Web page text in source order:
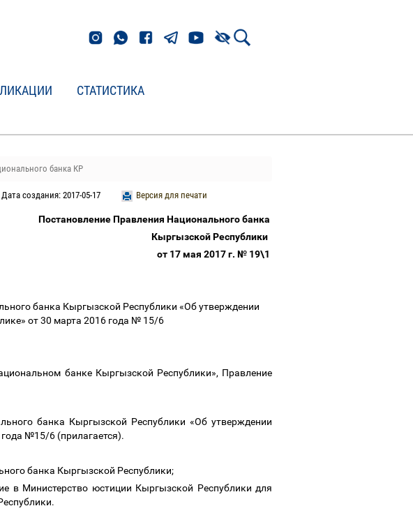
СТАТИСТИКА
банка КР
Версия для печати
Дата создания: 2017-05-17
Постановление Правления Национального банка
Кыргызской Республики
от 17 мая 2017 г. № 19\1
банка Кыргызской Республики «Об утверждении
от 30 марта 2016 года № 15/6
банке Кыргызской Республики», Правление
банка Кыргызской Республики «Об утверждении
№15/6 (прилагается).
банка Кыргызской Республики;
в Министерство юстиции Кыргызской Республики для